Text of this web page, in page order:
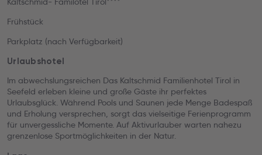
Frühstück
Parkplatz (nach Verfügbarkeit)
Urlaubshotel
Im abwechslungsreichen Das Kaltschmid Familienhotel Tirol in
Seefeld erleben kleine und große Gäste ihr perfektes
Urlaubsglück. Während Pools und Saunen jede Menge Badespaß
und Erholung versprechen, sorgt das vielseitige Ferienprogramm
für unvergessliche Momente. Auf Aktivurlauber warten nahezu
grenzenlose Sportmöglichkeiten in der Natur.